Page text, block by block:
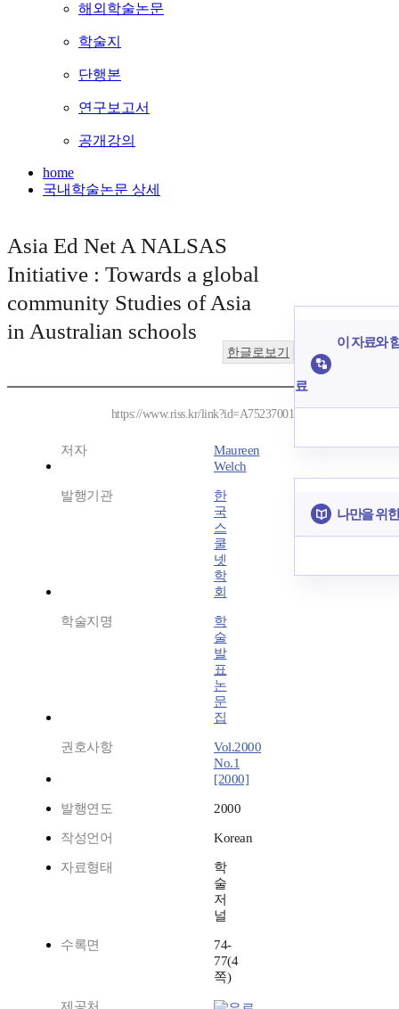
해외학술논문
학술지
단행본
연구보고서
공개강의
home
국내학술논문 상세
Asia Ed Net A NALSAS
Initiative : Towards a global
community Studies of Asia
in Australian schools
한글로보기
https://www.riss.kr/link?id=A75237001
저자
Maureen
Welch
발행기관
한
국
스
쿨
넷
학
회
학술지명
학
술
발
표
논
문
집
권호사항
Vol.2000
No.1
[2000]
발행연도 2000
작성언어 Korean
자료형태
학
술
저
널
수록면
74-
77(4
쪽)
이 자료와
료
나만을 위